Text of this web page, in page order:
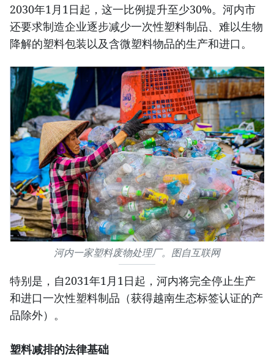
2030年1月1日起，这一比例提升至少30%。河内市
还要求制造企业逐步减少一次性塑料制品、难以生物
降解的塑料包装以及含微塑料物品的生产和进口。
河内一家塑料废物处理厂。图自互联网
特别是，自2031年1月1日起，河内将完全停止生产
和进口一次性塑料制品（获得越南生态标签认证的产
品除外）。
塑料减排的法律基础